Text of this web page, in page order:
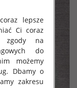
lepsze
Ci coraz
zgody na
do
możemy
Dbamy o
zakresu